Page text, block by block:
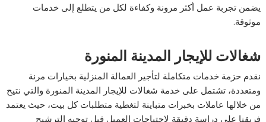
يضمن تجربة عمل أكثر مرونة وكفاءة لكل من يتطلع إلى خدمات
موثوقة.
شغالات للإيجار المدينة المنورة
نقدم حزمة خدمات متكاملة لتأجير العمالة المنزلية بخيارات مرنة
ومتعددة، تشتمل على خدمة شغالات للإيجار المدينة المنورة والتي نتيح
من خلالها عاملات بخبرات متباينة لتغطية متطلبات كل بيت، حيث يعتمد
فريقنا على دراسة دقيقة لاحتياجات العميل قبل توجيه الترشيح